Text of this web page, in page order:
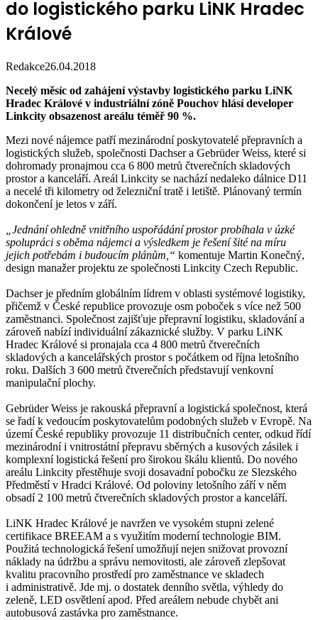
do logistického parku LiNK Hradec
Králové
Redakce26.04.2018
Necelý měsíc od zahájení výstavby logistického parku LiNK
Hradec Králové v industriální zóně Pouchov hlásí developer
Linkcity obsazenost areálu téměř 90 %.
Mezi nové nájemce patří mezinárodní poskytovatelé přepravních a
logistických služeb, společnosti Dachser a Gebrüder Weiss, které si
dohromady pronajmou cca 6 800 metrů čtverečních skladových
prostor a kanceláří. Areál Linkcity se nachází nedaleko dálnice D11
a necelé tři kilometry od železniční tratě i letiště. Plánovaný termín
dokončení je letos v září.
„Jednání ohledně vnitřního uspořádání prostor probíhala v úzké
spolupráci s oběma nájemci a výsledkem je řešení šité na míru
jejich potřebám i budoucím plánům,“ komentuje Martin Konečný,
design manažer projektu ze společnosti Linkcity Czech Republic.
Dachser je předním globálním lídrem v oblasti systémové logistiky,
přičemž v České republice provozuje osm poboček s více než 500
zaměstnanci. Společnost zajišťuje přepravní logistiku, skladování a
zároveň nabízí individuální zákaznické služby. V parku LiNK
Hradec Králové si pronajala cca 4 800 metrů čtverečních
skladových a kancelářských prostor s počátkem od října letošního
roku. Dalších 3 600 metrů čtverečních představují venkovní
manipulační plochy.
Gebrüder Weiss je rakouská přepravní a logistická společnost, která
se řadí k vedoucím poskytovatelům podobných služeb v Evropě. Na
území České republiky provozuje 11 distribučních center, odkud řídí
mezinárodní i vnitrostátní přepravu sběrných a kusových zásilek i
komplexní logistická řešení pro širokou škálu klientů. Do nového
areálu Linkcity přestěhuje svoji dosavadní pobočku ze Slezského
Předměstí v Hradci Králové. Od poloviny letošního září v něm
obsadí 2 100 metrů čtverečních skladových prostor a kanceláří.
LiNK Hradec Králové je navržen ve vysokém stupni zelené
certifikace BREEAM a s využitím moderní technologie BIM.
Použitá technologická řešení umožňují nejen snižovat provozní
náklady na údržbu a správu nemovitosti, ale zároveň zlepšovat
kvalitu pracovního prostředí pro zaměstnance ve skladech
i administrativě. Jde mj. o dostatek denního světla, výhledy do
zeleně, LED osvětlení apod. Před areálem nebude chybět ani
autobusová zastávka pro zaměstnance.